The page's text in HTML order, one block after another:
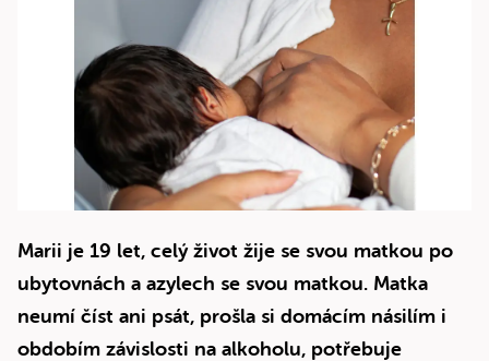
Marii je 19 let, celý život žije se svou matkou po
ubytovnách a azylech se svou matkou. Matka
neumí číst ani psát, prošla si domácím násilím i
obdobím závislosti na alkoholu, potřebuje